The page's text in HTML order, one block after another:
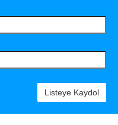
Listeye Kaydol